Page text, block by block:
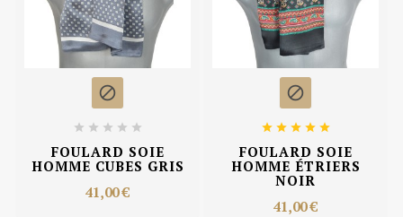

    
FOULARD SOIE
HOMME CUBES GRIS
41,00 €

    
FOULARD SOIE
HOMME ÉTRIERS
NOIR
41,00 €